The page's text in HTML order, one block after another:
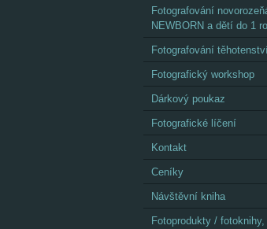
Fotografování
NEWBORN a dětí do 1
Fotografování
Fotografický workshop
Dárkový poukaz
Fotografické líčení
Kontakt
Ceníky
Návštěvní kniha
Fotoprodukty / fotoknihy,